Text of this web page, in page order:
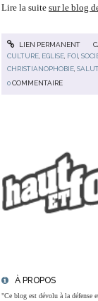
À PROPOS
"Ce blog est dévolu à la défense
Lire la suite sur le blog
LIEN PERMANENT
CULTURE EGLISE FOI ,
CHRISTIANOPHOBIE,
0COMMENTAIRE